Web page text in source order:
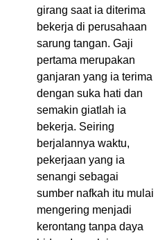
girang saat ia diterima
bekerja di perusahaan
sarung tangan. Gaji
pertama merupakan
ganjaran yang ia terima
dengan suka hati dan
semakin giatlah ia
bekerja. Seiring
berjalannya waktu,
pekerjaan yang ia
senangi sebagai
sumber nafkah itu mulai
mengering menjadi
kerontang tanpa daya